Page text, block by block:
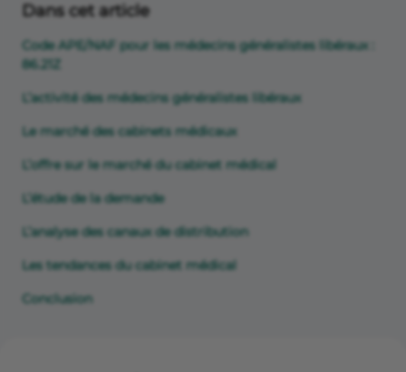
Dans cet article
Code APE/NAF pour les médecins généralistes libéraux :
86.21Z
L’activité des médecins généralistes libéraux
Le marché des cabinets médicaux
L’offre sur le marché du cabinet médical
L’étude de la demande
L’analyse des canaux de distribution
Les tendances du cabinet médical
Conclusion